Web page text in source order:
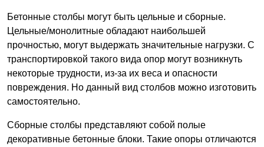
Бетонные столбы могут быть цельные и сборные.
Цельные/монолитные обладают наибольшей
прочностью, могут выдержать значительные нагрузки. С
транспортировкой такого вида опор могут возникнуть
некоторые трудности, из-за их веса и опасности
повреждения. Но данный вид столбов можно изготовить
самостоятельно.
Сборные столбы представляют собой полые
декоративные бетонные блоки. Такие опоры отличаются